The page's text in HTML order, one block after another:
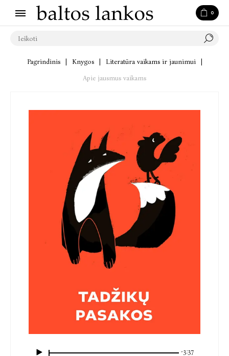
0
Pagrindinis Knygos Literatūra vaikams ir jaunimui
Apie jausmus vaikams
-3:37